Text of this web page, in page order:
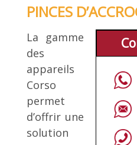
PINCES
La gamme
des
appareils
Corso
permet
d’offrir une
solution